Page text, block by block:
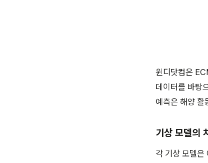
윈디닷컴은
데이터를 바탕
예측은 해양 활
기상 모델의
각 기상 모델